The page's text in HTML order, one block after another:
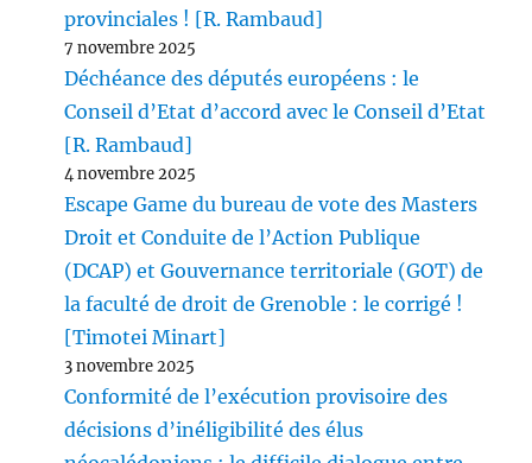
provinciales ! [R. Rambaud]
7 novembre 2025
Déchéance des députés européens : le
Conseil d’Etat d’accord avec le Conseil d’Etat
[R. Rambaud]
4 novembre 2025
Escape Game du bureau de vote des Masters
Droit et Conduite de l’Action Publique
(DCAP) et Gouvernance territoriale (GOT) de
la faculté de droit de Grenoble : le corrigé !
[Timotei Minart]
3 novembre 2025
Conformité de l’exécution provisoire des
décisions d’inéligibilité des élus